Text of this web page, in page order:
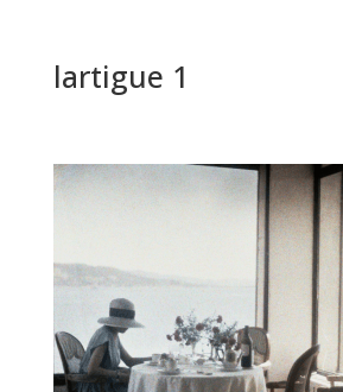
lartigue 1